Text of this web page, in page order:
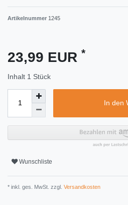
Artikelnummer 1245
23,99 EUR *
Inhalt 1 Stück
In den
Wunschliste
* inkl. ges. MwSt. zzgl. Versandkosten